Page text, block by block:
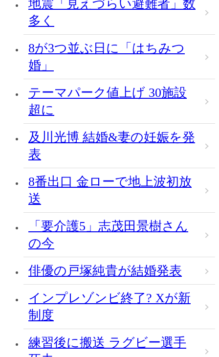
地震「見えづらい避難者」数
多く
8が3つ並ぶ日に「はちみつ
婚」
テーマパーク値上げ 30施設
超に
及川光博 結婚&妻の妊娠を発
表
8番出口 金ローで地上波初放
送
「要介護5」志茂田景樹さん
の今
俳優の戸塚純貴が結婚発表
インプレゾンビ終了? Xが新
制度
練習後に搬送 ラグビー選手